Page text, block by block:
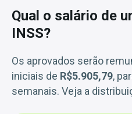
Qual o salário de
INSS?
Os aprovados serão
iniciais de R$5.905,79,
semanais. Veja a